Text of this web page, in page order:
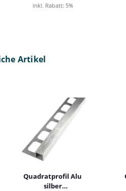
inkl. Rabatt: 5%
Artikel
Quadratprofil Alu
silber